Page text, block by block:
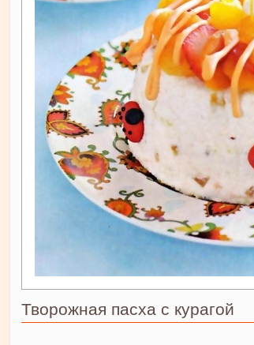
Творожная пасха с курагой